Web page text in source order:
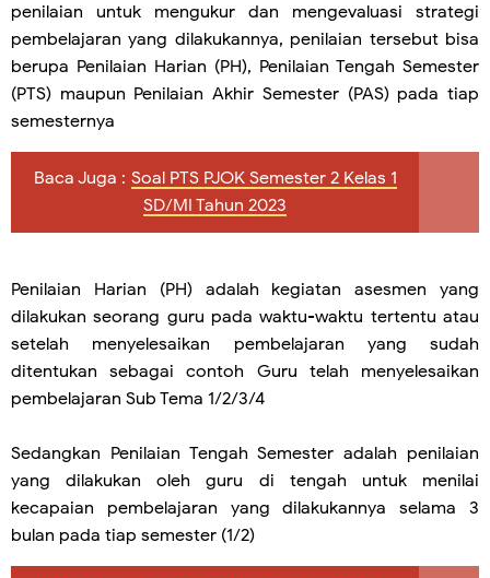
penilaian untuk mengukur dan mengevaluasi strategi
pembelajaran yang dilakukannya, penilaian tersebut bisa
berupa Penilaian Harian (PH), Penilaian Tengah Semester
(PTS) maupun Penilaian Akhir Semester (PAS) pada tiap
semesternya
Baca Juga : Soal PTS PJOK Semester 2 Kelas 1
SD/MI Tahun 2023
Penilaian Harian (PH) adalah kegiatan asesmen yang
dilakukan seorang guru pada waktu-waktu tertentu atau
setelah menyelesaikan pembelajaran yang sudah
ditentukan sebagai contoh Guru telah menyelesaikan
pembelajaran Sub Tema 1/2/3/4
Sedangkan Penilaian Tengah Semester adalah penilaian
yang dilakukan oleh guru di tengah untuk menilai
kecapaian pembelajaran yang dilakukannya selama 3
bulan pada tiap semester (1/2)